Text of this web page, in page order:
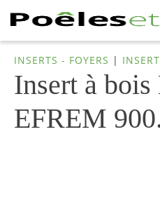
INSERTS - FOYERS |
Insert à bois
EFREM